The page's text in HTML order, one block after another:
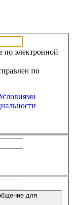
по электронной
по
для